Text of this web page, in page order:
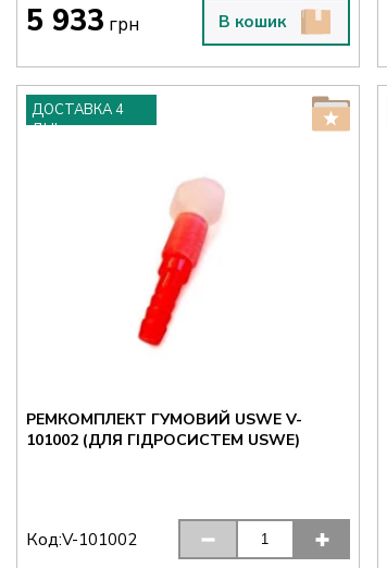
5 933 грн В кошик
ДОСТАВКА 4
ДНІ
РЕМКОМПЛЕКТ ГУМОВИЙ USWE V-
101002 (ДЛЯ ГІДРОСИСТЕМ USWE)
Код:V-101002